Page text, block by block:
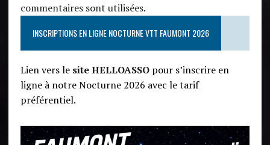
commentaires sont utilisées.
INSCRIPTIONS EN LIGNE NOCTURNE VTT FAUMONT 2026
Lien vers le site HELLOASSOpour s’inscrire en
ligne à notre Nocturne 2026 avec le tarif
préférentiel.